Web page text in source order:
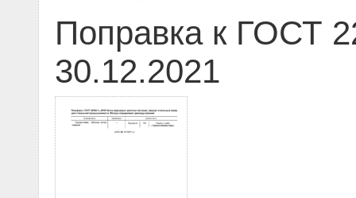
Поправка к ГОСТ
30.12.2021